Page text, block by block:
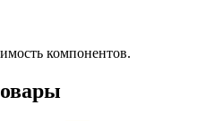
компонентов.